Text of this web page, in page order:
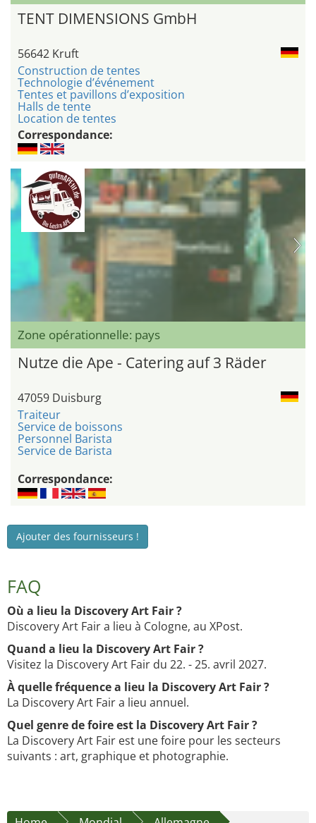
TENT DIMENSIONS GmbH
56642 Kruft
Construction de tentes
Technologie d’événement
Tentes et pavillons d’exposition
Halls de tente
Location de tentes
Correspondance:
Zone opérationnelle: pays
Nutze die Ape - Catering auf 3 Räder
47059 Duisburg
Traiteur
Service de boissons
Personnel Barista
Service de Barista
Correspondance:
Ajouter des fournisseurs !
FAQ
Où a lieu la Discovery Art Fair ?
Discovery Art Fair a lieu à Cologne, au XPost.
Quand a lieu la Discovery Art Fair ?
Visitez la Discovery Art Fair du 22. - 25. avril 2027.
À quelle fréquence a lieu la Discovery Art Fair ?
La Discovery Art Fair a lieu annuel.
Quel genre de foire est la Discovery Art Fair ?
La Discovery Art Fair est une foire pour les secteurs
suivants : art, graphique et photographie.